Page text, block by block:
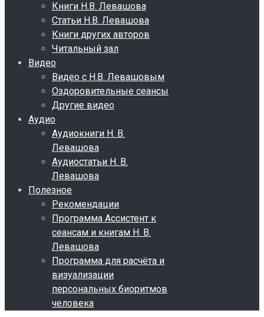
Книги Н.В. Левашова
Статьи Н.В. Левашова
Книги других авторов
Читальный зал
Видео
Видео с Н.В. Левашовым
Оздоровительные сеансы
Другие видео
Аудио
Аудиокниги Н. В.
Левашова
Аудиостатьи Н. В.
Левашова
Полезное
Рекомендации
Программа Ассистент к
сеансам и книгам Н. В.
Левашова
Программа для расчёта и
визуализации
персональных биоритмов
человека